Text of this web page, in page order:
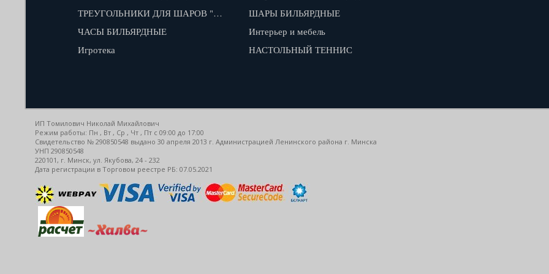
ТРЕУГОЛЬНИКИ ДЛЯ ШАРОВ "КАЮКОВ"
ШАРЫ БИЛЬЯРДНЫЕ
ЧАСЫ БИЛЬЯРДНЫЕ
Интерьер и мебель
Игротека
НАСТОЛЬНЫЙ ТЕННИС
ИП Томилович Николай Михайлович
Режим работы: Пн , Вт , Ср , Чт , Пт c 09:00 до 17:00
Свидетельство № 290850548 выдано 30 апреля 2013 г. Администрацией Ленинского района г. Минска
УНП 290850548
220101, г. Минск, ул. Якубова, 24 - 232
Дата регистрации в Торговом реестре РБ: 07.05.2021